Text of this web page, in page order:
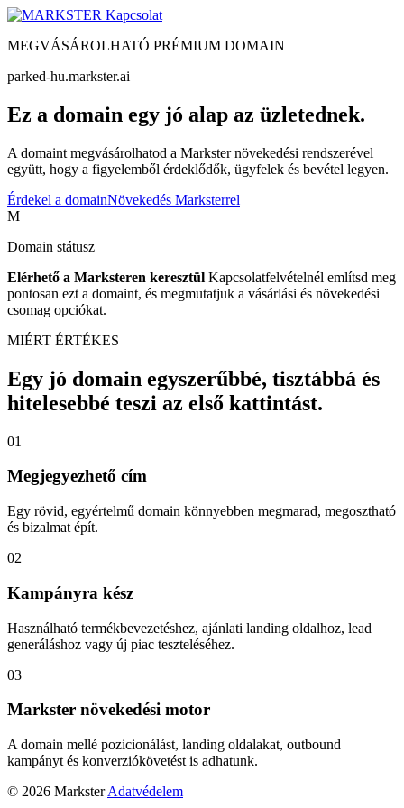
Kapcsolat
MEGVÁSÁROLHATÓ PRÉMIUM DOMAIN
parked-hu.markster.ai
Ez a domain egy jó alap az üzletednek.
A domaint megvásárolhatod a Markster növekedési rendszerével
együtt, hogy a figyelemből érdeklődők, ügyfelek és bevétel legyen.
Érdekel a domainNövekedés Marksterrel
M
Domain státusz
Elérhető a Marksteren keresztül Kapcsolatfelvételnél említsd meg
pontosan ezt a domaint, és megmutatjuk a vásárlási és növekedési
csomag opciókat.
MIÉRT ÉRTÉKES
Egy jó domain egyszerűbbé, tisztábbá és
hitelesebbé teszi az első kattintást.
01
Megjegyezhető cím
Egy rövid, egyértelmű domain könnyebben megmarad, megosztható
és bizalmat épít.
02
Kampányra kész
Használható termékbevezetéshez, ajánlati landing oldalhoz, lead
generáláshoz vagy új piac teszteléséhez.
03
Markster növekedési motor
A domain mellé pozicionálást, landing oldalakat, outbound
kampányt és konverziókövetést is adhatunk.
© 2026 Markster Adatvédelem